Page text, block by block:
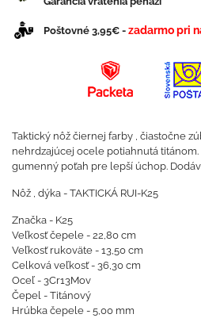
Poštovné 3,95€ - zadarmo pri
Taktický nôž čiernej farby , čiastočne
nehrdzajúcej ocele potiahnutá titánom.
gumenný poťah pre lepší úchop.
Nôž , dýka - TAKTICKÁ RUI-K25
Značka - K25
Veľkosť čepele - 22,80 cm
Veľkosť rukoväte - 13,50 cm
Celková veľkosť - 36,30 cm
Oceľ - 3Cr13Mov
Čepel - Titánový
Hrúbka čepele - 5,00 mm